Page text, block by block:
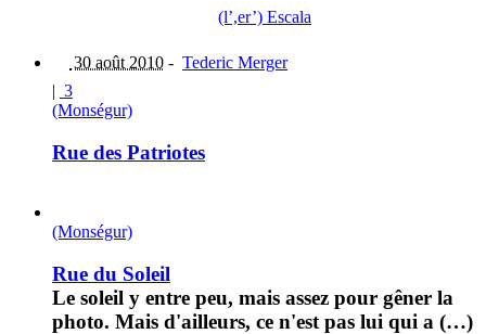
(l’,er’) Escala
30 août 2010 - Tederic Merger
| 3
(Monségur)
Rue des Patriotes
(Monségur)
Rue du Soleil
Le soleil y entre peu, mais assez pour gêner la
photo. Mais d'ailleurs, ce n'est pas lui qui a (…)